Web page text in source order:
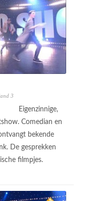
3
Eigenzinnige,
Comedian en
bekende
De gesprekken
filmpjes.